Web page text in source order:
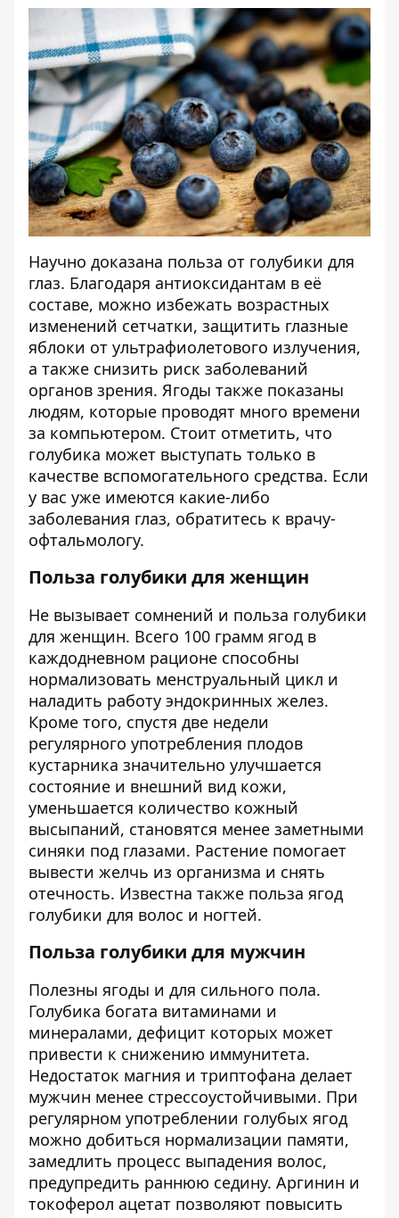
Научно доказана польза от голубики для
глаз. Благодаря антиоксидантам в её
составе, можно избежать возрастных
изменений сетчатки, защитить глазные
яблоки от ультрафиолетового излучения,
а также снизить риск заболеваний
органов зрения. Ягоды также показаны
людям, которые проводят много времени
за компьютером. Стоит отметить, что
голубика может выступать только в
качестве вспомогательного средства. Если
у вас уже имеются какие-либо
заболевания глаз, обратитесь к врачу-
офтальмологу.
Польза голубики для женщин
Не вызывает сомнений и польза голубики
для женщин. Всего 100 грамм ягод в
каждодневном рационе способны
нормализовать менструальный цикл и
наладить работу эндокринных желез.
Кроме того, спустя две недели
регулярного употребления плодов
кустарника значительно улучшается
состояние и внешний вид кожи,
уменьшается количество кожный
высыпаний, становятся менее заметными
синяки под глазами. Растение помогает
вывести желчь из организма и снять
отечность. Известна также польза ягод
голубики для волос и ногтей.
Польза голубики для мужчин
Полезны ягоды и для сильного пола.
Голубика богата витаминами и
минералами, дефицит которых может
привести к снижению иммунитета.
Недостаток магния и триптофана делает
мужчин менее стрессоустойчивыми. При
регулярном употреблении голубых ягод
можно добиться нормализации памяти,
замедлить процесс выпадения волос,
предупредить раннюю седину. Аргинин и
токоферол ацетат позволяют повысить